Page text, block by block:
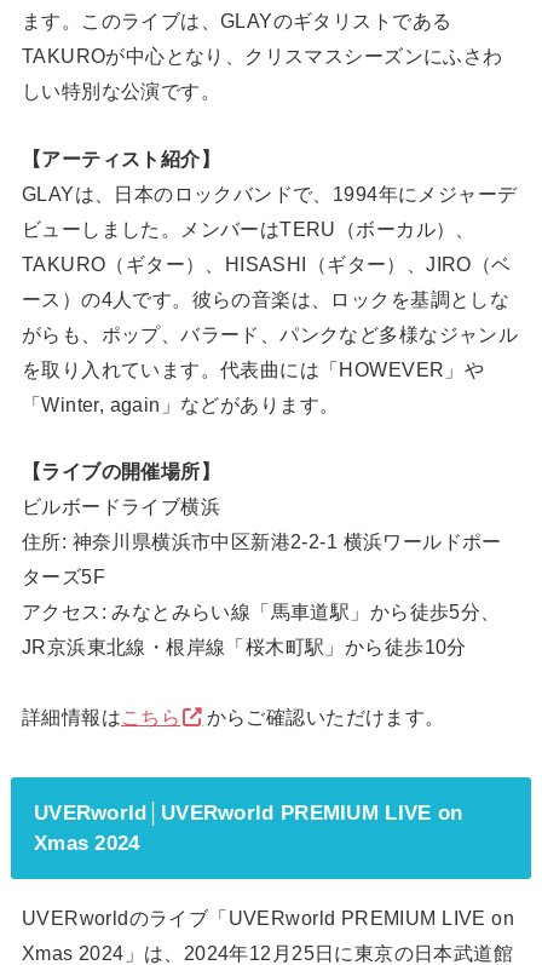
ます。このライブは、GLAYのギタリストである
TAKUROが中心となり、クリスマスシーズンにふさわ
しい特別な公演です。
【アーティスト紹介】
GLAYは、日本のロックバンドで、1994年にメジャーデ
ビューしました。メンバーはTERU（ボーカル）、
TAKURO（ギター）、HISASHI（ギター）、JIRO（ベ
ース）の4人です。彼らの音楽は、ロックを基調としな
がらも、ポップ、バラード、パンクなど多様なジャンル
を取り入れています。代表曲には「HOWEVER」や
「Winter, again」などがあります。
【ライブの開催場所】
ビルボードライブ横浜
住所: 神奈川県横浜市中区新港2-2-1 横浜ワールドポー
ターズ5F
アクセス: みなとみらい線「馬車道駅」から徒歩5分、
JR京浜東北線・根岸線「桜木町駅」から徒歩10分
詳細情報はこちら からご確認いただけます。
UVERworld│UVERworld PREMIUM LIVE on
Xmas 2024
UVERworldのライブ「UVERworld PREMIUM LIVE on
Xmas 2024」は、2024年12月25日に東京の日本武道館